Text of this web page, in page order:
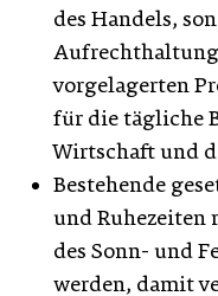
des Handels,
vorgelagerten
für die tägliche
Wirtschaft und
Bestehende
und Ruhezeiten
des Sonn- und
werden, damit